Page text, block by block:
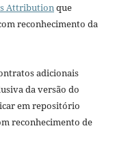
Attributionque
reconhecimento da
adicionais
da versão do
em repositório
reconhecimento de